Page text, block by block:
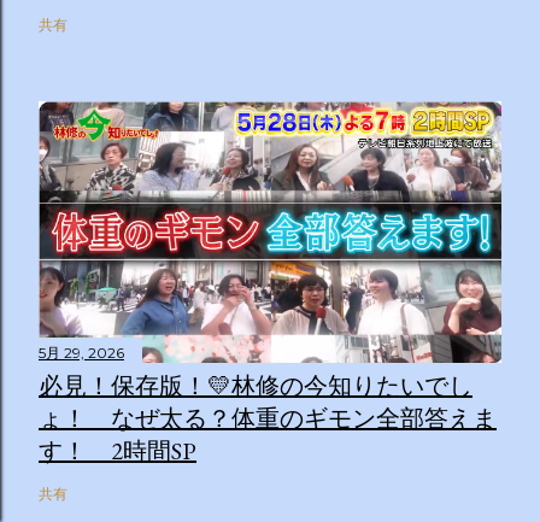
共有
5月 29, 2026
必見！保存版！💛林修の今知りたいでし
ょ！ なぜ太る？体重のギモン全部答えま
す！ 2時間SP
共有